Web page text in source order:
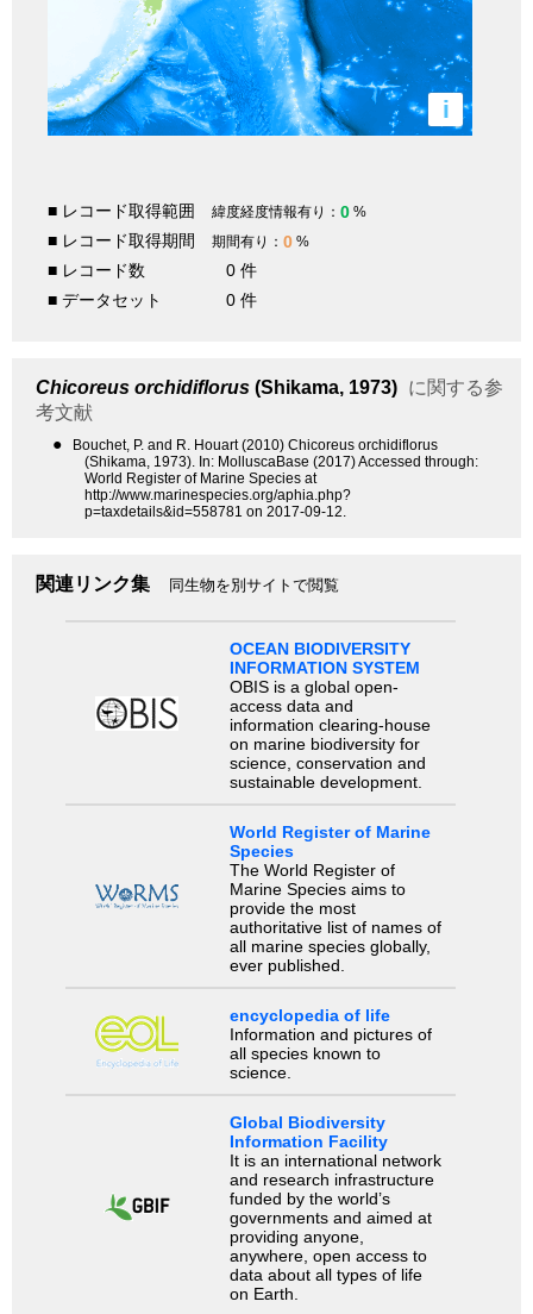
i
■ レコード取得範囲 緯度経度情報有り： 0 %
■ レコード取得期間 期間有り： 0 %
■ レコード数
0 件
■ データセット
0 件
Chicoreus orchidiflorus (Shikama, 1973) に関する参
考文献
●
Bouchet, P. and R. Houart (2010) Chicoreus orchidiflorus
(Shikama, 1973). In: MolluscaBase (2017) Accessed through:
World Register of Marine Species at
http://www.marinespecies.org/aphia.php?
p=taxdetails&id=558781 on 2017-09-12.
関連リンク集 同生物を別サイトで閲覧
OCEAN BIODIVERSITY
INFORMATION SYSTEM
OBIS is a global open-
access data and
information clearing-house
on marine biodiversity for
science, conservation and
sustainable development.
World Register of Marine
Species
The World Register of
Marine Species aims to
provide the most
authoritative list of names of
all marine species globally,
ever published.
encyclopedia of life
Information and pictures of
all species known to
science.
Global Biodiversity
Information Facility
It is an international network
and research infrastructure
funded by the world’s
governments and aimed at
providing anyone,
anywhere, open access to
data about all types of life
on Earth.